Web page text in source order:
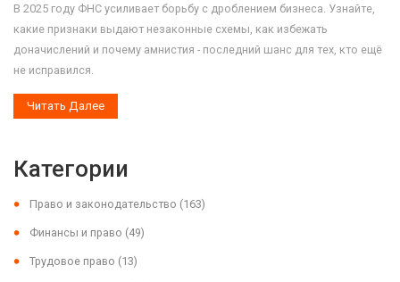
В 2025 году ФНС усиливает борьбу с дроблением бизнеса. Узнайте,
какие признаки выдают незаконные схемы, как избежать
доначислений и почему амнистия - последний шанс для тех, кто ещё
не исправился.
Читать Далее
Категории
Право и законодательство (163)
Финансы и право (49)
Трудовое право (13)